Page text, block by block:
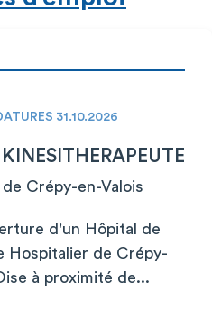
31.10.2026
Crépy-en-Valois
d'un Hôpital de
Hospitalier de Crépy-
à proximité de...